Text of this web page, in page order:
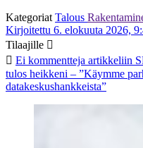
Kategoriat Talous
Kirjoitettu 6. elokuuta 2026,
Tilaajille
Ei kommentteja artikkeliin
tulos heikkeni – ”Käymme
datakeskushankkeista”